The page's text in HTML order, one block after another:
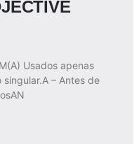
Usados apenas
– Antes de